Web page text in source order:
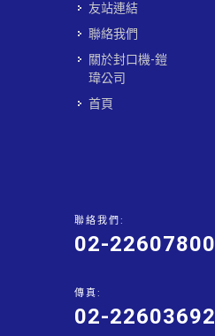
友站連結
聯絡我們
關於封口機-鎧
瑋公司
首頁
聯絡我們:
02-22607800
傳真:
02-22603692